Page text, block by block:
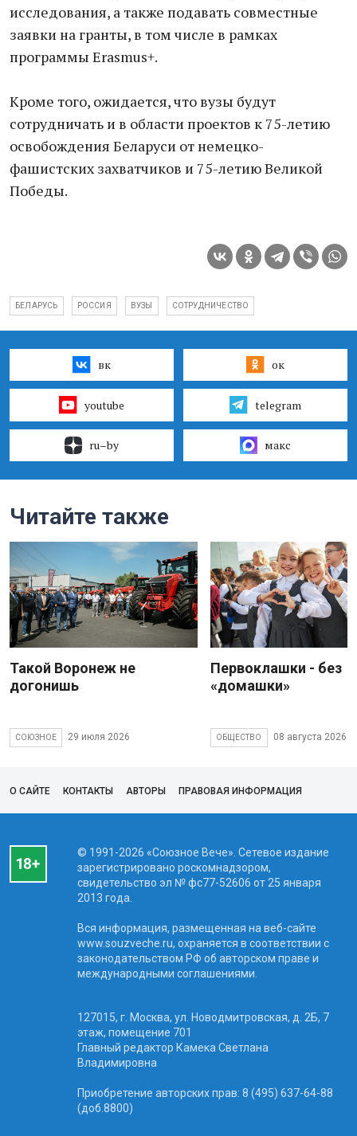
исследования, а также подавать совместные
заявки на гранты, в том числе в рамках
программы Erasmus+.
Кроме того, ожидается, что вузы будут
сотрудничать и в области проектов к 75-летию
освобождения Беларуси от немецко-
фашистских захватчиков и 75-летию Великой
Победы.
БЕЛАРУСЬ РОССИЯ ВУЗЫ СОТРУДНИЧЕСТВО
вк ок
youtube telegram
ru–by макс
Читайте также
Такой Воронеж не
догонишь
СОЮЗНОЕ 29 июля 2026
Первоклашки - без
«домашки»
ОБЩЕСТВО 08 августа 2026
О САЙТЕ КОНТАКТЫ АВТОРЫ ПРАВОВАЯ ИНФОРМАЦИЯ
© 1991-2026 «Союзное Вече». Сетевое издание
зарегистрировано роскомнадзором,
свидетельство эл № фc77-52606 от 25 января
2013 года.
Вся информация, размещенная на веб-сайте
www.souzveche.ru, охраняется в соответствии с
законодательством РФ об авторском праве и
международными соглашениями.
127015, г. Москва, ул. Новодмитровская, д. 2Б, 7
этаж, помещение 701
Главный редактор Камека Светлана
Владимировна
Приобретение авторских прав: 8 (495) 637-64-88
(доб.8800)